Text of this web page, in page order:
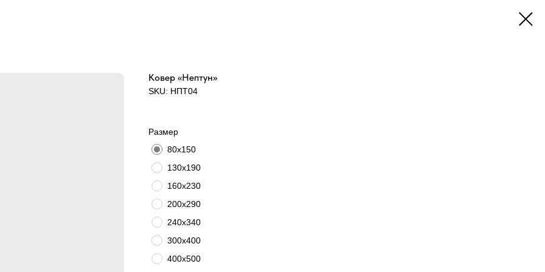
Ковер «Нептун»
SKU: НПТ04
Размер
80х150
130х190
160х230
200х290
240х340
300х400
400х500